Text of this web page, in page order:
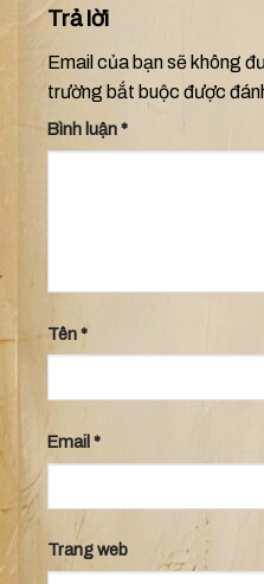
Trả lời
Email của bạn sẽ không
trường bắt buộc được
Bình luận*
Tên*
Email *
Trang web